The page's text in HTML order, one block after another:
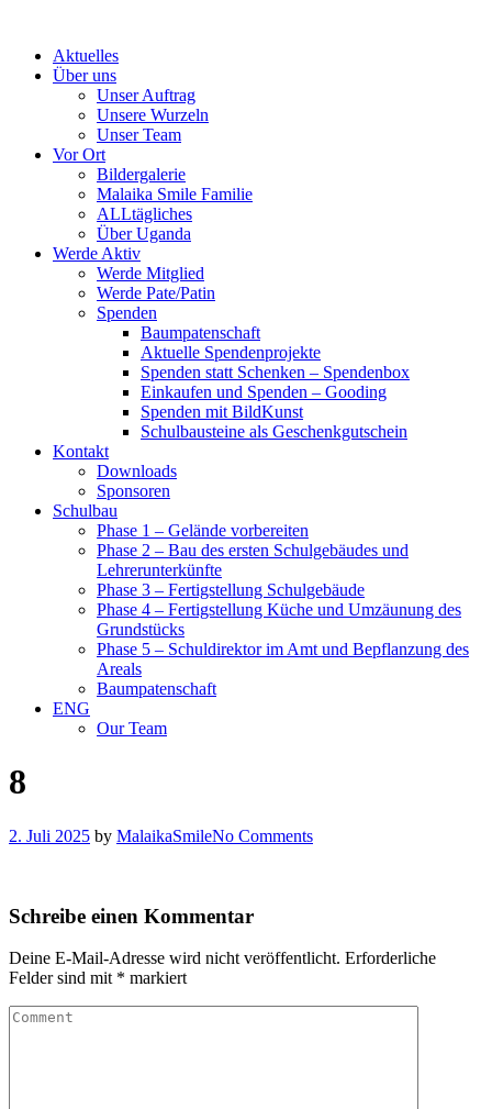
contentAktuelles
Über uns
Unser Auftrag
Unsere Wurzeln
Unser Team
Vor Ort
Bildergalerie
Malaika Smile Familie
ALLtägliches
Über Uganda
Werde Aktiv
Werde Mitglied
Werde Pate/Patin
Spenden
Baumpatenschaft
Aktuelle Spendenprojekte
Spenden statt Schenken – Spendenbox
Einkaufen und Spenden – Gooding
Spenden mit BildKunst
Schulbausteine als Geschenkgutschein
Kontakt
Downloads
Sponsoren
Schulbau
Phase 1 – Gelände vorbereiten
Phase 2 – Bau des ersten Schulgebäudes und
Lehrerunterkünfte
Phase 3 – Fertigstellung Schulgebäude
Phase 4 – Fertigstellung Küche und Umzäunung des
Grundstücks
Phase 5 – Schuldirektor im Amt und Bepflanzung des
Areals
Baumpatenschaft
ENG
Our Team
8
2. Juli 2025 by MalaikaSmileNo Comments
Schreibe einen Kommentar
Deine E-Mail-Adresse wird nicht veröffentlicht. Erforderliche
Felder sind mit * markiert